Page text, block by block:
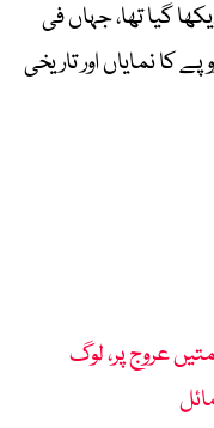
گیا تھا، جہاں فی
سونے کی قیمت میں 12 ہزار 200 روپے کا نمایاں اور تاریخی
عروج پر، لوگ